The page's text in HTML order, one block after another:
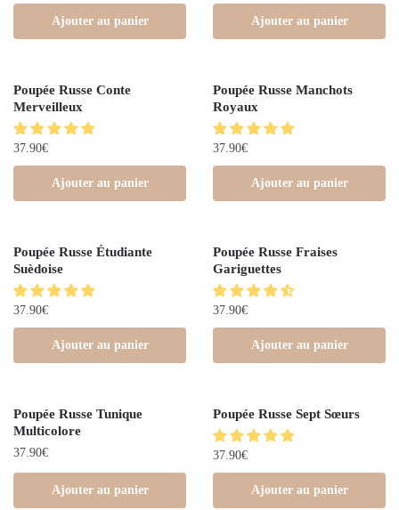
Ajouter au panier Ajouter au panier
Poupée Russe Conte
Merveilleux
37.90€
Ajouter au panier
Poupée Russe Manchots
Royaux
37.90€
Ajouter au panier
Poupée Russe Étudiante
Suèdoise
37.90€
Ajouter au panier
Poupée Russe Fraises
Gariguettes
37.90€
Ajouter au panier
Poupée Russe Tunique
Multicolore
37.90€
Ajouter au panier
Poupée Russe Sept Sœurs
37.90€
Ajouter au panier